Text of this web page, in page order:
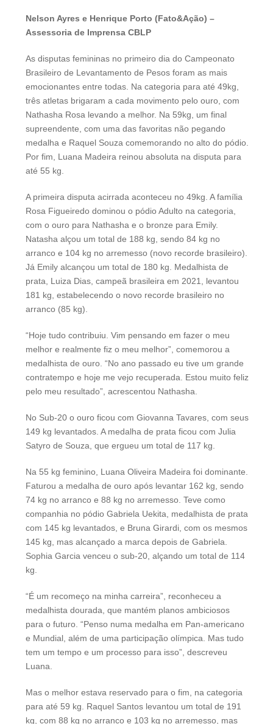
Nelson Ayres e Henrique Porto (Fato&Ação) –
Assessoria de Imprensa CBLP
As disputas femininas no primeiro dia do Campeonato
Brasileiro de Levantamento de Pesos foram as mais
emocionantes entre todas. Na categoria para até 49kg,
três atletas brigaram a cada movimento pelo ouro, com
Nathasha Rosa levando a melhor. Na 59kg, um final
supreendente, com uma das favoritas não pegando
medalha e Raquel Souza comemorando no alto do pódio.
Por fim, Luana Madeira reinou absoluta na disputa para
até 55 kg.
A primeira disputa acirrada aconteceu no 49kg. A família
Rosa Figueiredo dominou o pódio Adulto na categoria,
com o ouro para Nathasha e o bronze para Emily.
Natasha alçou um total de 188 kg, sendo 84 kg no
arranco e 104 kg no arremesso (novo recorde brasileiro).
Já Emily alcançou um total de 180 kg. Medalhista de
prata, Luiza Dias, campeã brasileira em 2021, levantou
181 kg, estabelecendo o novo recorde brasileiro no
arranco (85 kg).
“Hoje tudo contribuiu. Vim pensando em fazer o meu
melhor e realmente fiz o meu melhor”, comemorou a
medalhista de ouro. “No ano passado eu tive um grande
contratempo e hoje me vejo recuperada. Estou muito feliz
pelo meu resultado”, acrescentou Nathasha.
No Sub-20 o ouro ficou com Giovanna Tavares, com seus
149 kg levantados. A medalha de prata ficou com Julia
Satyro de Souza, que ergueu um total de 117 kg.
Na 55 kg feminino, Luana Oliveira Madeira foi dominante.
Faturou a medalha de ouro após levantar 162 kg, sendo
74 kg no arranco e 88 kg no arremesso. Teve como
companhia no pódio Gabriela Uekita, medalhista de prata
com 145 kg levantados, e Bruna Girardi, com os mesmos
145 kg, mas alcançado a marca depois de Gabriela.
Sophia Garcia venceu o sub-20, alçando um total de 114
kg.
“É um recomeço na minha carreira”, reconheceu a
medalhista dourada, que mantém planos ambiciosos
para o futuro. “Penso numa medalha em Pan-americano
e Mundial, além de uma participação olímpica. Mas tudo
tem um tempo e um processo para isso”, descreveu
Luana.
Mas o melhor estava reservado para o fim, na categoria
para até 59 kg. Raquel Santos levantou um total de 191
kg, com 88 kg no arranco e 103 kg no arremesso, mas